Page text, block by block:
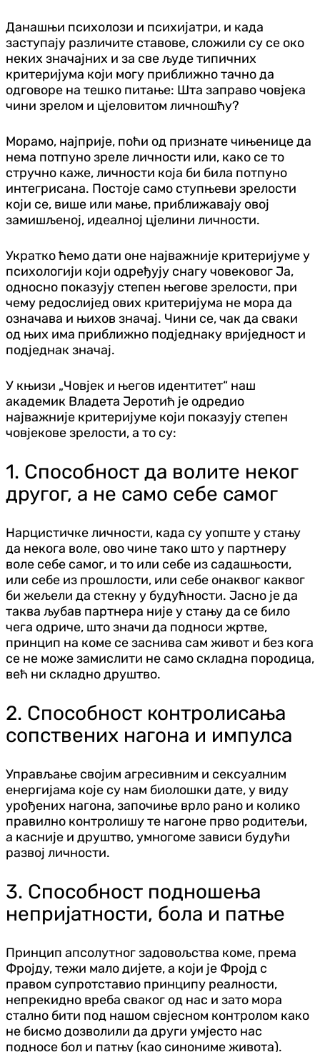
Данашњи психолози и психијатри, и када
заступају различите ставове, сложили су се око
неких значајних и за све људе типичних
критеријума који могу приближно тачно да
одговоре на тешко питање: Шта заправо човјека
чини зрелом и цјеловитом личношћу?
Морамо, најприје, поћи од признате чињенице да
нема потпуно зреле личности или, како се то
стручно каже, личности која би била потпуно
интегрисана. Постоје само ступњеви зрелости
који се, више или мање, приближавају овој
замишљеној, идеалној цјелини личности.
Укратко ћемо дати оне најважније критеријуме у
психологији који одређују снагу човековог Ја,
односно показују степен његове зрелости, при
чему редослијед ових критеријума не мора да
означава и њихов значај. Чини се, чак да сваки
од њих има приближно подједнаку вриједност и
подједнак значај.
У књизи „Човјек и његов идентитет“ наш
академик Владета Јеротић је одредио
најважније критеријуме који показују степен
човјекове зрелости, а то су:
1. Способност да волите неког
другог, а не само себе самог
Нарцистичке личности, када су уопште у стању
да некога воле, ово чине тако што у партнеру
воле себе самог, и то или себе из садашњости,
или себе из прошлости, или себе онаквог каквог
би жељели да стекну у будућности. Јасно је да
таква љубав партнера није у стању да се било
чега одриче, што значи да подноси жртве,
принцип на коме се заснива сам живот и без кога
се не може замислити не само складна породица,
већ ни складно друштво.
2. Способност контролисања
сопствених нагона и импулса
Управљање својим агресивним и сексуалним
енергијама које су нам биолошки дате, у виду
урођених нагона, започиње врло рано и колико
правилно контролишу те нагоне прво родитељи,
а касније и друштво, умногоме зависи будући
развој личности.
3. Способност подношења
непријатности, бола и патње
Принцип апсолутног задовољства коме, према
Фројду, тежи мало дијете, а који је Фројд с
правом супротставио принципу реалности,
непрекидно вреба сваког од нас и зато мора
стално бити под нашом свјесном контролом како
не бисмо дозволили да други умјесто нас
подносе бол и патњу (као синониме живота).